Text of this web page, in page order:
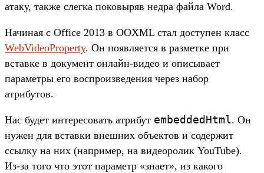
атаку, также слегка поковыряв недра файла Word.
Начиная с Office 2013 в OOXML стал доступен класс
WebVideoProperty. Он появляется в разметке при
вставке в документ онлайн-видео и описывает
параметры его воспроизведения через набор
атрибутов.
Нас будет интересовать атрибут embeddedHtml. Он
нужен для вставки внешних объектов и содержит
ссылку на них (например, на видеоролик YouTube).
Из-за того что этот параметр «знает», из какого